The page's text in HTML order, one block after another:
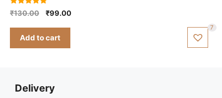
5.00
out of 5
₹130.00
Original
was:
₹99.00Current
Add to cart
7
Delivery